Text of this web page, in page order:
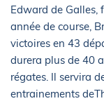
Edward de Galles,
année de course,
victoires en 43
durera plus de 40
régates. Il servira
entrainements